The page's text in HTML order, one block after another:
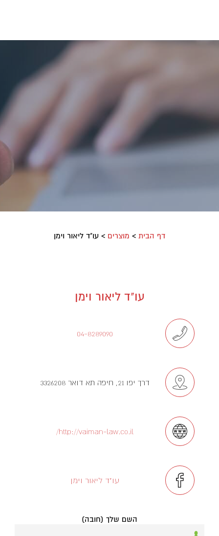
דף הבית > מוצרים > עו"ד ליאור וימן
עו"ד ליאור וימן
04-8289090
דרך יפו 21, חיפה תא דואר 3326208
http://vaiman-law.co.il/
עו"ד ליאור וימן
השם שלך (חובה)